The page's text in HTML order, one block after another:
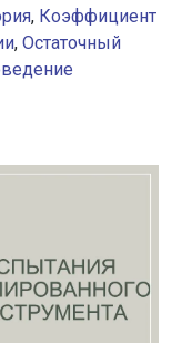
, Коэффициент
, Остаточный